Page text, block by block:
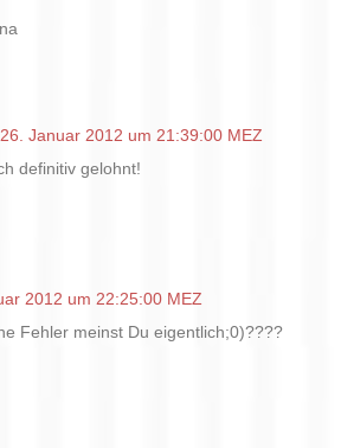
26. Januar 2012 um 21:39:00 MEZ
definitiv gelohnt!
2012 um 22:25:00 MEZ
Fehler meinst Du eigentlich;0)????